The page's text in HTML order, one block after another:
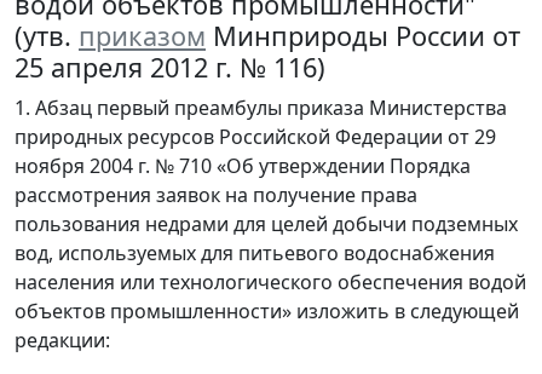
(утв. приказом Минприроды России от
25 апреля 2012 г. № 116)
1. Абзац первый преамбулы приказа Министерства
природных ресурсов Российской Федерации от 29
ноября 2004 г. № 710 «Об утверждении Порядка
рассмотрения заявок на получение права
пользования недрами для целей добычи подземных
вод, используемых для питьевого водоснабжения
населения или технологического обеспечения водой
объектов промышленности» изложить в следующей
редакции: